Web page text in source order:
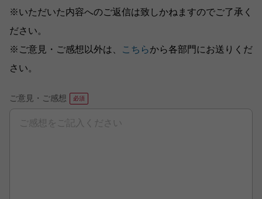
※いただいた内容へのご返信は致しかねますのでご了承く
ださい。
※ご意見・ご感想以外は、
こちらから各部門にお送りくだ
さい。
ご意見・ご感想